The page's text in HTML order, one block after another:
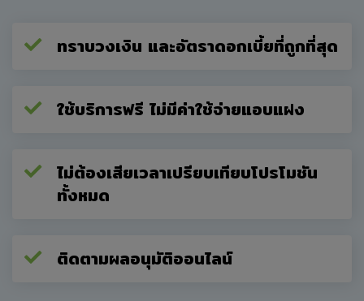
ง.ท่านต้องรับผิดชอบในการปกป้องความปลอดภัยของ
บัญชีของท่าน (ชื่อผู้ใช้และรหัสผ่าน) และท่านจะไม่แบ่ง
บริการของบริษัทเพื่อวัตถุประสงค์ที่ผิดกฎหมายหรือไม่
เว็บไซต์ของบริษัท หรือ เลี่ยง หลีกเลี่ยง หลบ ลบ ทำให้ใช้
การไม่ได้ แก้การกวนสัญญา ถอดรหัส หรือด้วยประการ
อื่นใดทำให้มาตรการใดๆ ที่บริษัทติดตั้งหรือใช้เพื่อป้องกัน
ของข้อกำหนดและเงื่อนไขฯ เหล่านี้) หรือเนื้อหา เกิด
ความเสียหาย
ทราบวงเงิน และอัตราดอกเบี้ยที่ถูกที่สุด
ใช้บริการฟรี ไม่มีค่าใช้จ่ายแอบแฝง
ไม่ต้องเสียเวลาเปรียบเทียบโปรโมชัน
ทั้งหมด
ติดตามผลอนุมัติออนไลน์